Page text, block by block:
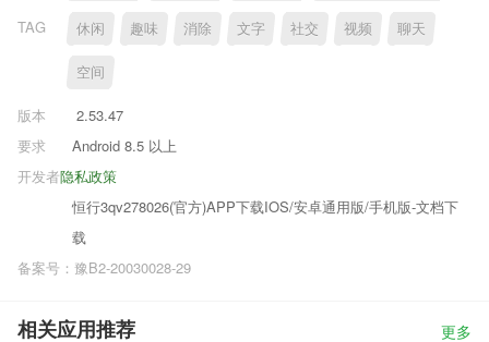
TAG 休闲 趣味 消除 文字 社交 视频 聊天
空间
版本
2.53.47
要求
Android 8.5 以上
隐私政策
开发者
恒行3qv278026(官方)APP下载IOS/安卓通用版/手机版-文档下
载
备案号：豫B2-20030028-29
相关应用推荐 更多